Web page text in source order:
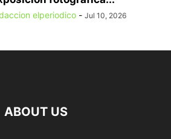
elperiodico - Jul 10, 2026
ABOUT US